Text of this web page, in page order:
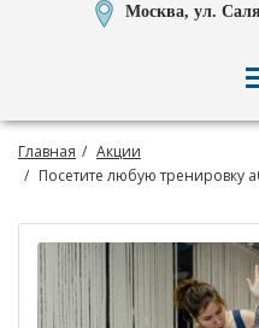
Москва, ул.
Главная
Акции
Посетите любую тренировку